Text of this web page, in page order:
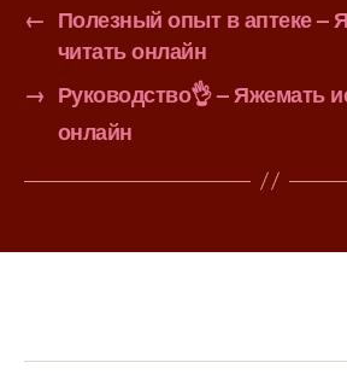
← Полезный опыт в аптеке –
читать онлайн
→ Руководство👌 – Яжемать
онлайн